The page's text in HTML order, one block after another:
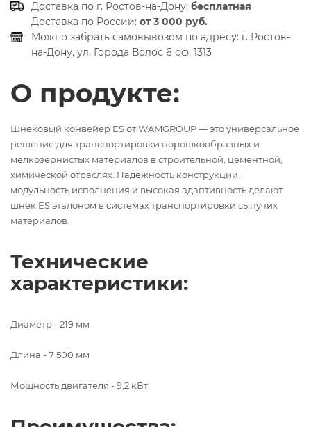
Доставка по г. Ростов-на-Дону: бесплатная
Доставка по России: от 3 000 руб.
Можно забрать самовывозом по адресу: г. Ростов-
на-Дону, ул. Города Волос 6 оф. 1313
О продукте:
Шнековый конвейер ES от WAMGROUP — это универсальное
решение для транспортировки порошкообразных и
мелкозернистых материалов в строительной, цементной,
химической отраслях. Надежность конструкции,
модульность исполнения и высокая адаптивность делают
шнек ES эталоном в системах транспортировки сыпучих
материалов.
Технические
характеристики:
Диаметр - 219 мм
Длина - 7 500 мм
Мощность двигателя -9,2 кВт